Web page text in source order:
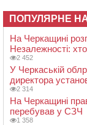
ПОПУЛЯРНЕ НА
На Черкащині
Незалежності:
2 452
У Черкаській
директора
2 314
На Черкащині
перебував у СЗЧ
1 358